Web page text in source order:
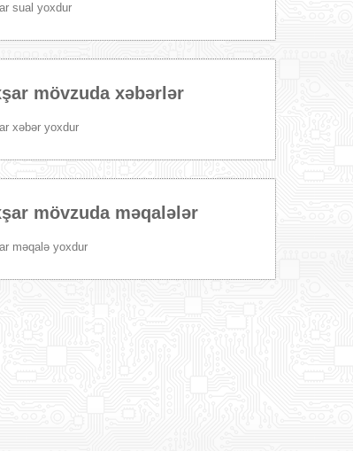
sual yoxdur
mövzuda xəbərlər
xəbər yoxdur
mövzuda məqalələr
məqalə yoxdur